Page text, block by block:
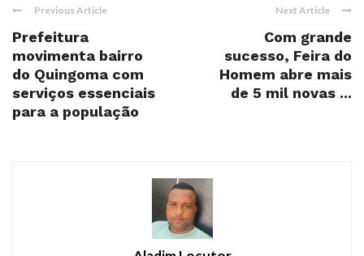
Previous Article
Prefeitura
movimenta bairro
do Quingoma com
serviços essenciais
para a população
Next Article
Com grande
sucesso, Feira do
Homem abre mais
de 5 mil novas ...